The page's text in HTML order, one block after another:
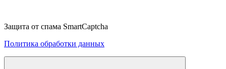
Защита от спама SmartCaptcha
Политика обработки данных